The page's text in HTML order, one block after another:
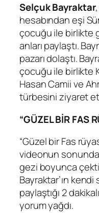
Selçuk Bayraktar
hesabından eşi
çocuğu ile birlikte
anları paylaştı.
pazarı dolaştı.
çocuğu ile birlikte
Hasan Camii ve
türbesini ziyaret
“GÜZEL BİR FAS
“Güzel bir Fas
videonun
gezi boyunca
Bayraktar’ın
paylaştığı 2
yorum yağdı.